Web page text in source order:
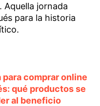
jornada
para la historia
para comprar online
qué productos se
al beneficio